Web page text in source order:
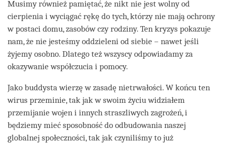
Musimy również pamiętać, że nikt nie jest wolny od
cierpienia i wyciągać rękę do tych, którzy nie mają ochrony
w postaci domu, zasobów czy rodziny. Ten kryzys pokazuje
nam, że nie jesteśmy oddzieleni od siebie – nawet jeśli
żyjemy osobno. Dlatego też wszyscy odpowiadamy za
okazywanie współczucia i pomocy.
Jako buddysta wierzę w zasadę nietrwałości. W końcu ten
wirus przeminie, tak jak w swoim życiu widziałem
przemijanie wojen i innych straszliwych zagrożeń, i
będziemy mieć sposobność do odbudowania naszej
globalnej społeczności, tak jak czyniliśmy to już